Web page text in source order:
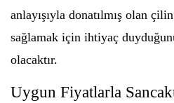
anlayışıyla donatılmış olan
sağlamak için ihtiyaç
olacaktır.
Uygun Fiyatlarla